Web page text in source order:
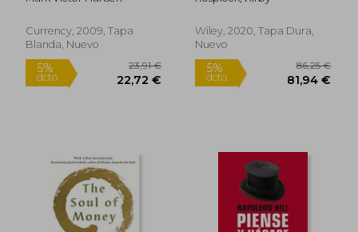
dcto. dcto.
Wealth (en Inglés)
Currency, 2009, Tapa
Blanda, Nuevo
the Advisors who
Inglés)
Wiley, 2020, Tapa Dura,
Nuevo